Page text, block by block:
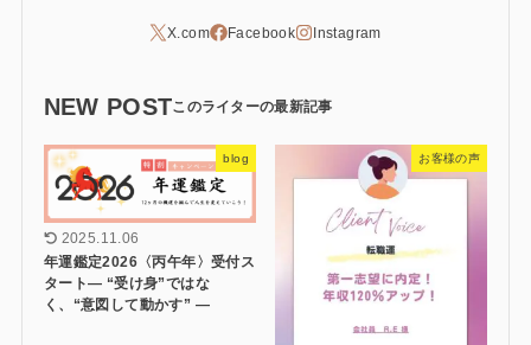
NEW POST
blog
2025.11.06
年運鑑定2026〈丙午年〉受付ス
タート― “受け身”ではな
く、“意図して動かす” ―
お客様の声